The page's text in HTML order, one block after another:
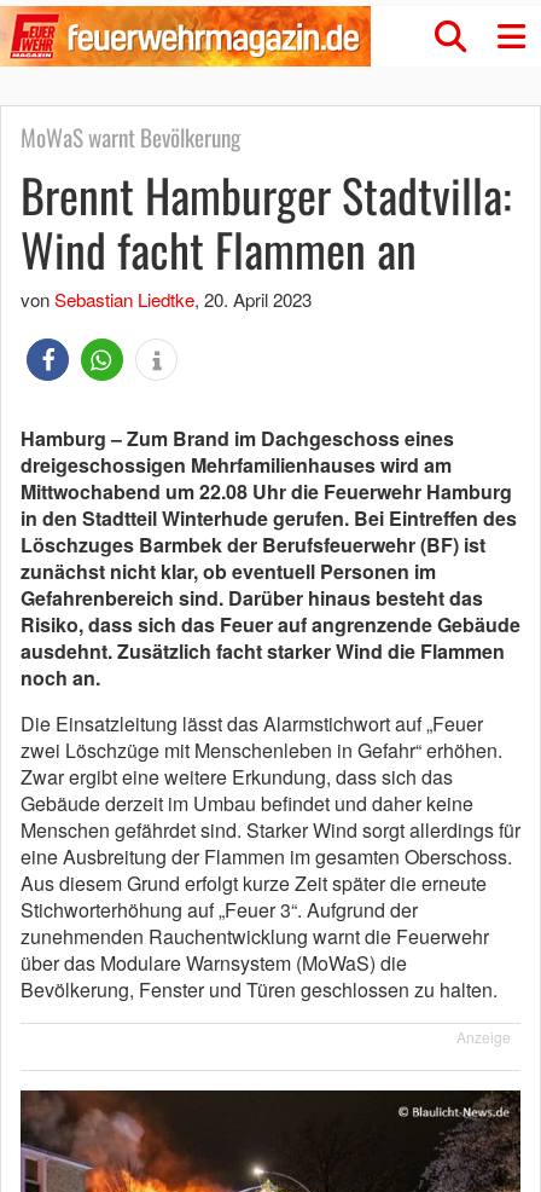
MoWaS warnt Bevölkerung
Brennt Hamburger Stadtvilla:
Wind facht Flammen an
vonSebastian Liedtke, 20. April 2023
Hamburg – Zum Brand im Dachgeschoss eines
dreigeschossigen Mehrfamilienhauses wird am
Mittwochabend um 22.08 Uhr die Feuerwehr Hamburg
in den Stadtteil Winterhude gerufen. Bei Eintreffen des
Löschzuges Barmbek der Berufsfeuerwehr (BF) ist
zunächst nicht klar, ob eventuell Personen im
Gefahrenbereich sind. Darüber hinaus besteht das
Risiko, dass sich das Feuer auf angrenzende Gebäude
ausdehnt. Zusätzlich facht starker Wind die Flammen
noch an.
Die Einsatzleitung lässt das Alarmstichwort auf „Feuer
zwei Löschzüge mit Menschenleben in Gefahr“ erhöhen.
Zwar ergibt eine weitere Erkundung, dass sich das
Gebäude derzeit im Umbau befindet und daher keine
Menschen gefährdet sind. Starker Wind sorgt allerdings für
eine Ausbreitung der Flammen im gesamten Oberschoss.
Aus diesem Grund erfolgt kurze Zeit später die erneute
Stichworterhöhung auf „Feuer 3“. Aufgrund der
zunehmenden Rauchentwicklung warnt die Feuerwehr
über das Modulare Warnsystem (MoWaS) die
Bevölkerung, Fenster und Türen geschlossen zu halten.
Anzeige